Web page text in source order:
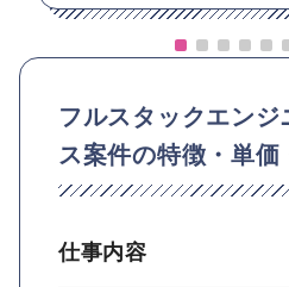
フルスタックエン
ス案件の特徴・単
仕事内容